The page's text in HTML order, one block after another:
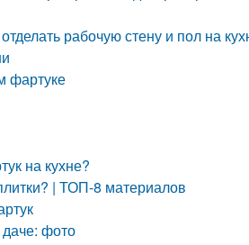
рабочую стену и пол на
фартуке
на кухне?
| ТОП-8 материалов
фото